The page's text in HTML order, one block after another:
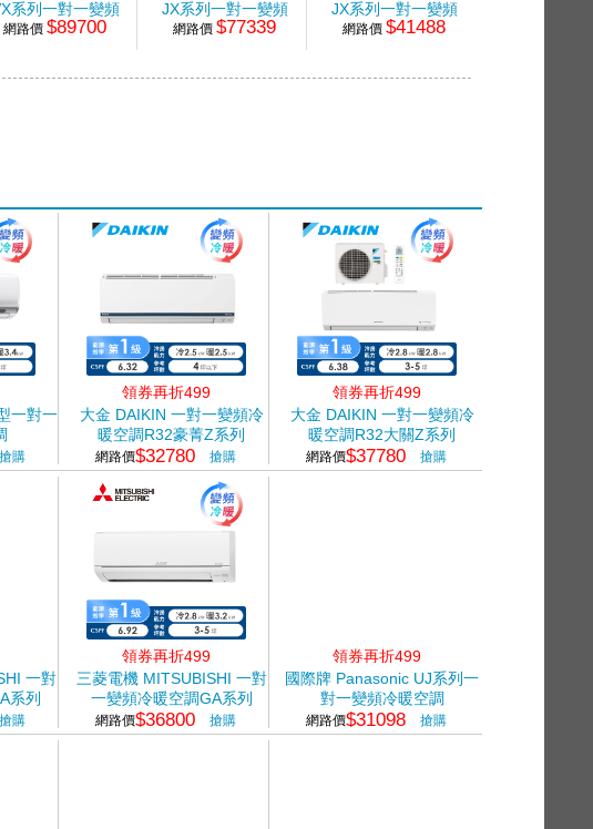
系列一對一變頻
冷暖空調
網路價$89700
JX系列一對一變頻
單冷空調
網路價$77339
JX系列一對一變頻
單冷空調
網路價$41488
一對一
搶購
領券再折499
大金 DAIKIN 一對一變頻冷
暖空調R32豪菁Z系列
網路價$32780 搶購
領券再折499
大金 DAIKIN 一對一變頻冷
暖空調R32大關Z系列
網路價$37780 搶購
一對
系列
搶購
領券再折499
三菱電機 MITSUBISHI 一對
一變頻冷暖空調GA系列
(R32)
網路價$36800 搶購
領券再折499
國際牌 Panasonic UJ系列一
對一變頻冷暖空調
網路價$31098 搶購